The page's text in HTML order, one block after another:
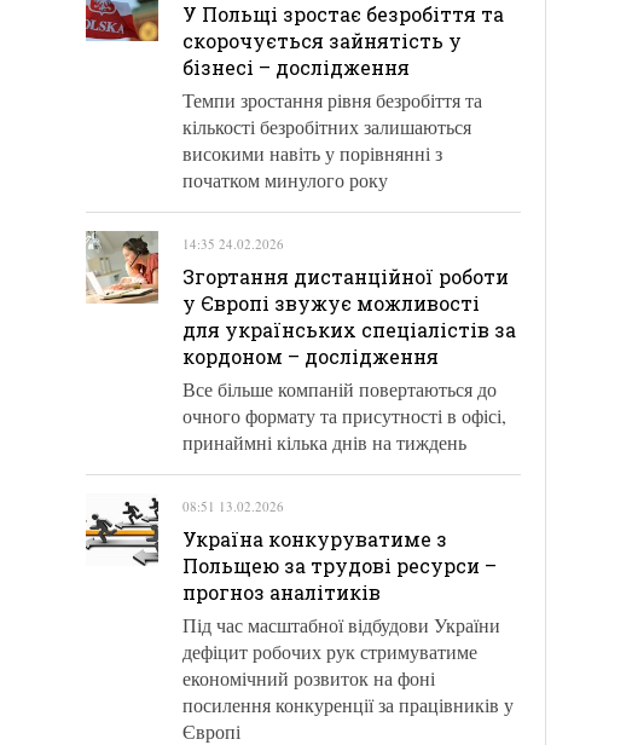
У Польщі зростає безробіття та
скорочується зайнятість у
бізнесі – дослідження
Темпи зростання рівня безробіття та
кількості безробітних залишаються
високими навіть у порівнянні з
початком минулого року
14:35 24.02.2026
Згортання дистанційної роботи
у Європі звужує можливості
для українських спеціалістів за
кордоном – дослідження
Все більше компаній повертаються до
очного формату та присутності в офісі,
принаймні кілька днів на тиждень
08:51 13.02.2026
Україна конкуруватиме з
Польщею за трудові ресурси –
прогноз аналітиків
Під час масштабної відбудови України
дефіцит робочих рук стримуватиме
економічний розвиток на фоні
посилення конкуренції за працівників у
Європі